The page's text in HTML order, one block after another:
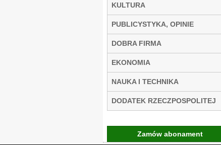
KULTURA
PUBLICYSTYKA, OPINIE
DOBRA FIRMA
EKONOMIA
NAUKA I TECHNIKA
DODATEK RZECZPOSPOLITEJ
Zamów abonament